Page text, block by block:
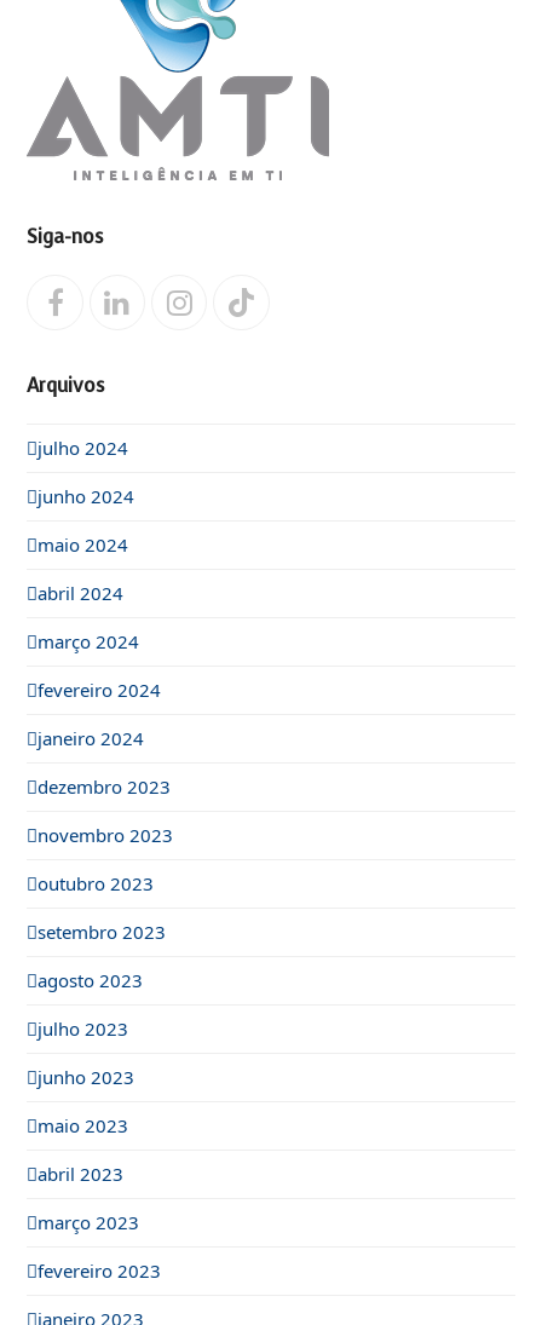
Siga-nos
Facebook
LinkedInInstagram
Tiktok
Arquivos
julho 2024
junho 2024
maio 2024
abril 2024
março 2024
fevereiro 2024
janeiro 2024
dezembro 2023
novembro 2023
outubro 2023
setembro 2023
agosto 2023
julho 2023
junho 2023
maio 2023
abril 2023
março 2023
fevereiro 2023
janeiro 2023